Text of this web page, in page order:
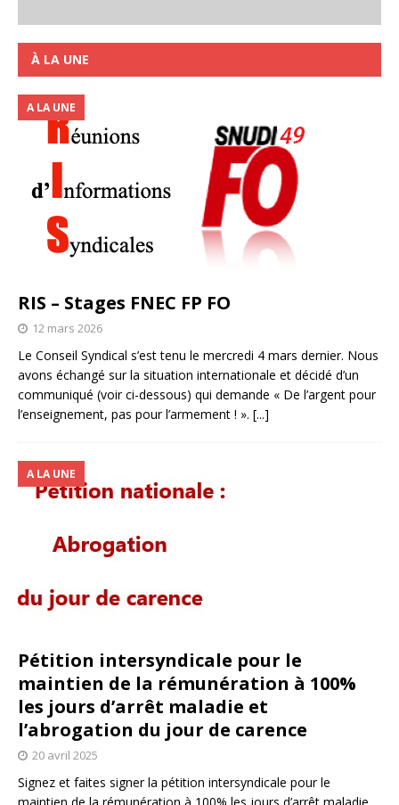
À LA UNE
RIS – Stages FNEC FP FO
A LA UNE
12 mars 2026
Le Conseil Syndical s’est tenu le mercredi 4 mars dernier. Nous
avons échangé sur la situation internationale et décidé d’un
communiqué (voir ci-dessous) qui demande « De l’argent pour
l’enseignement, pas pour l’armement ! ». [...]
Pétition intersyndicale pour le
maintien de la rémunération à 100%
les jours d’arrêt maladie et
l’abrogation du jour de carence
A LA UNE
20 avril 2025
Signez et faites signer la pétition intersyndicale pour le
maintien de la rémunération à 100% les jours d’arrêt maladie